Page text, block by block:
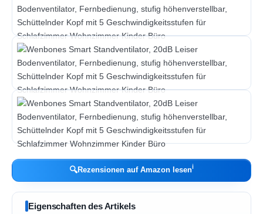
🔍Rezensionen auf Amazon lesenℹ︎
Eigenschaften des Artikels